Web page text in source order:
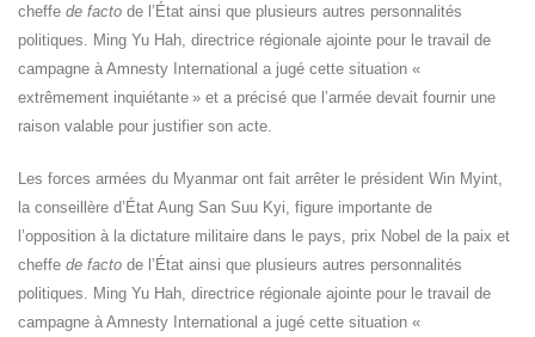
cheffe de facto de l’État ainsi que plusieurs autres personnalités
politiques. Ming Yu Hah, directrice régionale ajointe pour le travail de
campagne à Amnesty International a jugé cette situation «
extrêmement inquiétante » et a précisé que l’armée devait fournir une
raison valable pour justifier son acte.
Les forces armées du Myanmar ont fait arrêter le président Win Myint,
la conseillère d’État Aung San Suu Kyi, figure importante de
l’opposition à la dictature militaire dans le pays, prix Nobel de la paix et
cheffe de facto de l’État ainsi que plusieurs autres personnalités
politiques. Ming Yu Hah, directrice régionale ajointe pour le travail de
campagne à Amnesty International a jugé cette situation «